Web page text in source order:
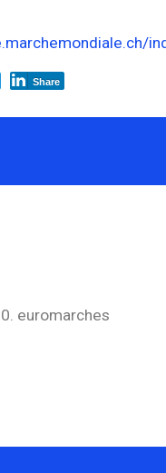
Share
euromarches